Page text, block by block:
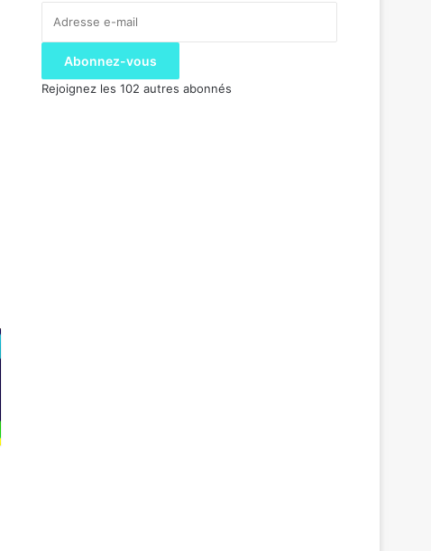
e-
Abonnez-vous
Rejoignez les 102 autres abonnés